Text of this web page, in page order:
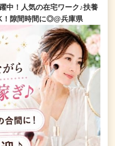
中！人気の在宅ワーク♪扶養
！隙間時間に◎@兵庫県